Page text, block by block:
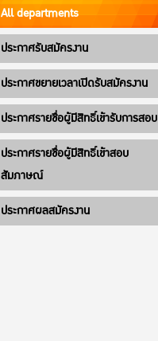
All departments
ประกาศรับสมัครงาน
ประกาศขยายเวลาเปิดรับสมัครงาน
ประกาศรายชื่อผู้มีสิทธิ์เข้ารับการสอบ
ประกาศรายชื่อผู้มีสิทธิ์เข้าสอบ
สัมภาษณ์
ประกาศผลสมัครงาน